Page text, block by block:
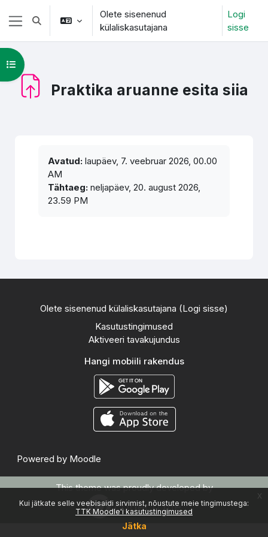
Jäta vahele peasisuni
Kui jätkate selle veebisaidi sirvimist, nõustute meie tingimustega:
TTK Moodle'i kasutustingimused
Jätka
x
Küljepaneel
Lülitab otsingu sisendi
Olete sisenenud
külaliskasutajana
Logi
sisse
Praktika aruanne esita siia
Ava kursuse sisukord
Avatud: laupäev, 7. veebruar 2026, 00.00
AM
Tähtaeg: neljapäev, 20. august 2026,
23.59 PM
Olete sisenenud külaliskasutajana (Logi sisse)
Kasutustingimused
Aktiveeri tavakujundus
Hangi mobiili rakendus
Powered by Moodle
This theme was proudly developed by